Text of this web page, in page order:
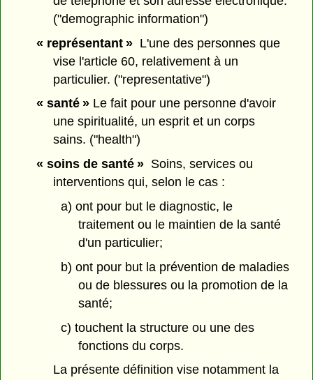
("demographic information")
« représentant » L'une des personnes que
vise l'article 60, relativement à un
particulier. ("representative")
« santé »Le fait pour une personne d'avoir
une spiritualité, un esprit et un corps
sains. ("health")
« soins de santé »Soins, services ou
interventions qui, selon le cas :
a) ont pour but le diagnostic, le
traitement ou le maintien de la santé
d'un particulier;
b) ont pour but la prévention de maladies
ou de blessures ou la promotion de la
santé;
c) touchent la structure ou une des
fonctions du corps.
La présente définition vise notamment la